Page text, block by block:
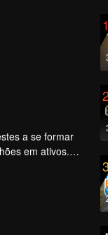
a se formar
em ativos.
inocente
1
3